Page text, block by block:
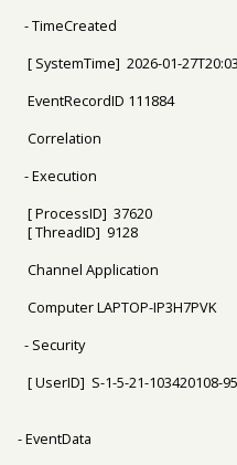
- TimeCreated
[ SystemTime] 2026-01-
EventRecordID 111884
Correlation
- Execution
[ ProcessID] 37620
[ ThreadID] 9128
Channel Application
Computer LAPTOP-IP3H7PVK
- Security
[ UserID] S-1-5-21-103420108-
- EventData